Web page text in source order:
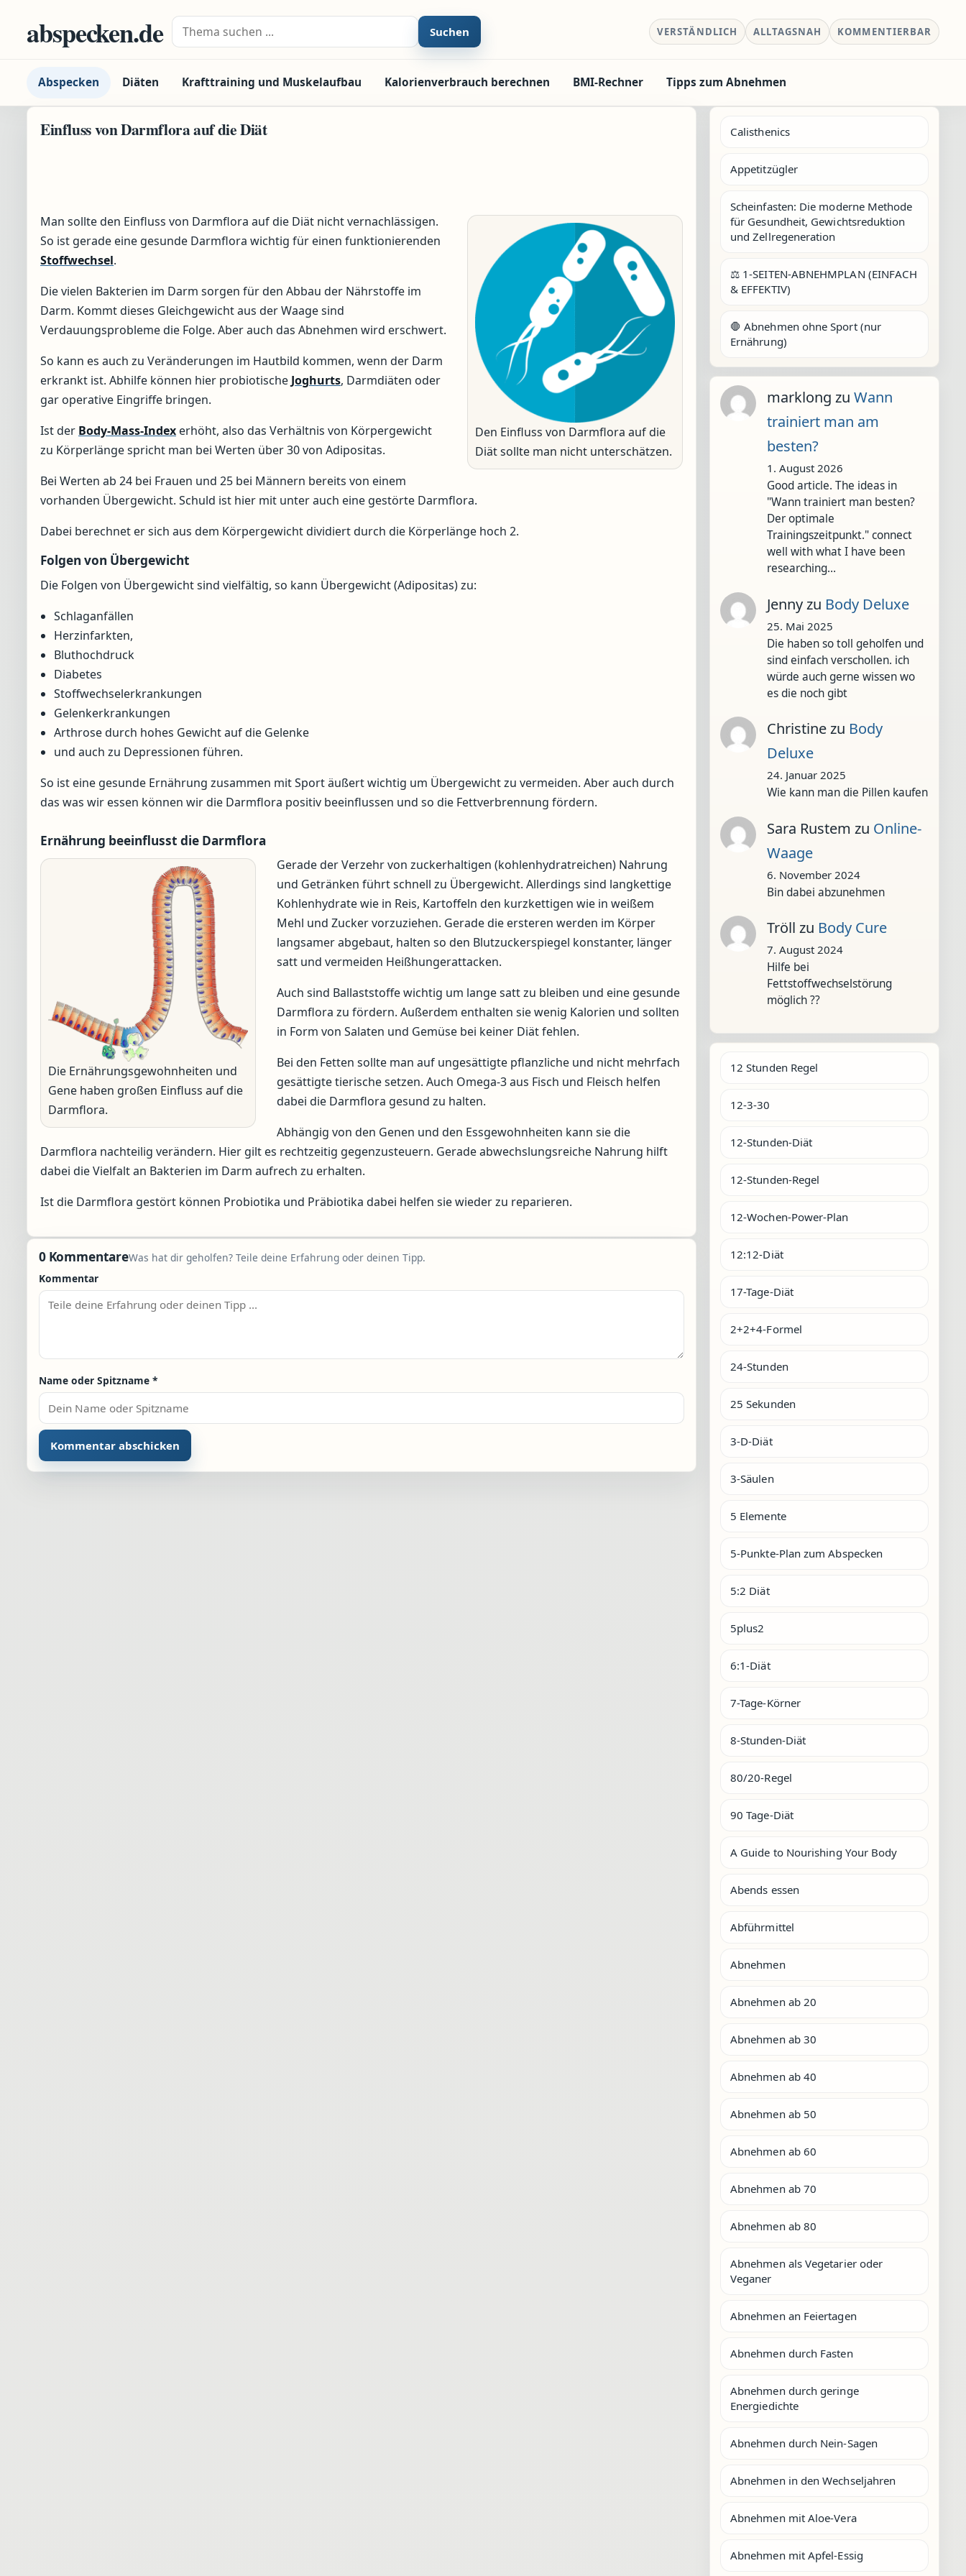
abspecken.de Suche nach: Suchen VERSTÄNDLICH ALLTAGSNAH KOMMENTIERBAR
Abspecken Diäten Krafttraining und Muskelaufbau Kalorienverbrauch berechnen BMI-Rechner Tipps zum Abnehmen
Einfluss von Darmflora auf die Diät
Den Einfluss von Darmflora auf die
Diät sollte man nicht unterschätzen.
Man sollte den Einfluss von Darmflora auf die Diät nicht vernachlässigen.
So ist gerade eine gesunde Darmflora wichtig für einen funktionierenden
Stoffwechsel.
Die vielen Bakterien im Darm sorgen für den Abbau der Nährstoffe im
Darm. Kommt dieses Gleichgewicht aus der Waage sind
Verdauungsprobleme die Folge. Aber auch das Abnehmen wird erschwert.
So kann es auch zu Veränderungen im Hautbild kommen, wenn der Darm
erkrankt ist. Abhilfe können hier probiotische Joghurts, Darmdiäten oder
gar operative Eingriffe bringen.
Ist der Body-Mass-Index erhöht, also das Verhältnis von Körpergewicht
zu Körperlänge spricht man bei Werten über 30 von Adipositas.
Bei Werten ab 24 bei Frauen und 25 bei Männern bereits von einem
vorhanden Übergewicht. Schuld ist hier mit unter auch eine gestörte Darmflora.
Dabei berechnet er sich aus dem Körpergewicht dividiert durch die Körperlänge hoch 2.
Folgen von Übergewicht
Die Folgen von Übergewicht sind vielfältig, so kann Übergewicht (Adipositas) zu:
Schlaganfällen
Herzinfarkten,
Bluthochdruck
Diabetes
Stoffwechselerkrankungen
Gelenkerkrankungen
Arthrose durch hohes Gewicht auf die Gelenke
und auch zu Depressionen führen.
So ist eine gesunde Ernährung zusammen mit Sport äußert wichtig um Übergewicht zu vermeiden. Aber auch durch
das was wir essen können wir die Darmflora positiv beeinflussen und so die Fettverbrennung fördern.
Ernährung beeinflusst die Darmflora
Die Ernährungsgewohnheiten und
Gene haben großen Einfluss auf die
Darmflora.
Gerade der Verzehr von zuckerhaltigen (kohlenhydratreichen) Nahrung
und Getränken führt schnell zu Übergewicht. Allerdings sind langkettige
Kohlenhydrate wie in Reis, Kartoffeln den kurzkettigen wie in weißem
Mehl und Zucker vorzuziehen. Gerade die ersteren werden im Körper
langsamer abgebaut, halten so den Blutzuckerspiegel konstanter, länger
satt und vermeiden Heißhungerattacken.
Auch sind Ballaststoffe wichtig um lange satt zu bleiben und eine gesunde
Darmflora zu fördern. Außerdem enthalten sie wenig Kalorien und sollten
in Form von Salaten und Gemüse bei keiner Diät fehlen.
Bei den Fetten sollte man auf ungesättigte pflanzliche und nicht mehrfach
gesättigte tierische setzen. Auch Omega-3 aus Fisch und Fleisch helfen
dabei die Darmflora gesund zu halten.
Abhängig von den Genen und den Essgewohnheiten kann sie die
Darmflora nachteilig verändern. Hier gilt es rechtzeitig gegenzusteuern. Gerade abwechslungsreiche Nahrung hilft
dabei die Vielfalt an Bakterien im Darm aufrech zu erhalten.
Ist die Darmflora gestört können Probiotika und Präbiotika dabei helfen sie wieder zu reparieren.
0 KommentareWas hat dir geholfen? Teile deine Erfahrung oder deinen Tipp.
Kommentar
Name oder Spitzname *
Calisthenics
Appetitzügler
Scheinfasten: Die moderne Methode
für Gesundheit, Gewichtsreduktion
und Zellregeneration
⚖️ 1-SEITEN-ABNEHMPLAN (EINFACH
& EFFEKTIV)
🛑 Abnehmen ohne Sport (nur
Ernährung)
marklong zu Wann
trainiert man am
besten?
1. August 2026
Good article. The ideas in
"Wann trainiert man besten?
Der optimale
Trainingszeitpunkt." connect
well with what I have been
researching…
Jennyzu Body Deluxe
25. Mai 2025
Die haben so toll geholfen und
sind einfach verschollen. ich
würde auch gerne wissen wo
es die noch gibt
Christinezu Body
Deluxe
24. Januar 2025
Wie kann man die Pillen kaufen
Sara Rustem zu Online-
Waage
6. November 2024
Bin dabei abzunehmen
Tröll zu Body Cure
7. August 2024
Hilfe bei
Fettstoffwechselstörung
möglich ??
12 Stunden Regel
12-3-30
12-Stunden-Diät
12-Stunden-Regel
12-Wochen-Power-Plan
12:12-Diät
17-Tage-Diät
2+2+4-Formel
24-Stunden
25 Sekunden
3-D-Diät
3-Säulen
5 Elemente
5-Punkte-Plan zum Abspecken
5:2 Diät
5plus2
6:1-Diät
7-Tage-Körner
8-Stunden-Diät
80/20-Regel
90 Tage-Diät
A Guide to Nourishing Your Body
Abends essen
Abführmittel
Abnehmen
Abnehmen ab 20
Abnehmen ab 30
Abnehmen ab 40
Abnehmen ab 50
Abnehmen ab 60
Abnehmen ab 70
Abnehmen ab 80
Abnehmen als Vegetarier oder
Veganer
Abnehmen an Feiertagen
Abnehmen durch Fasten
Abnehmen durch geringe
Energiedichte
Abnehmen durch Nein-Sagen
Abnehmen in den Wechseljahren
Abnehmen mit Aloe-Vera
Abnehmen mit Apfel-Essig